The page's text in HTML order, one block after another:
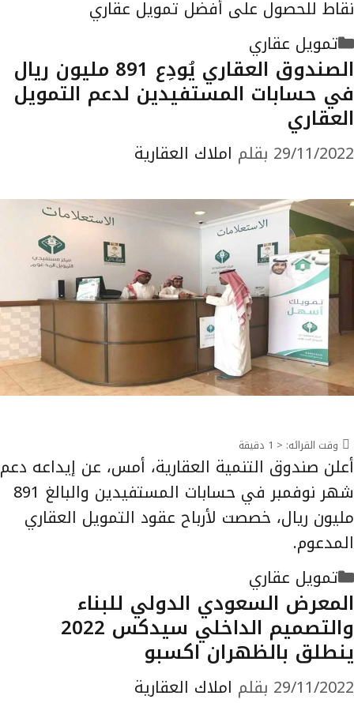
نقاط للحصول على أفضل تمويل عقاري
التصنيفات
تمويل عقاري
الصندوق العقاري يُودِع 891 مليون ريال
في حسابات المستفيدين لدعم التمويل
العقاري
29/11/2022 بقلم املاك العقارية
وقت القرائه: < 1 دقيقة
أعلن صندوق التنمية العقارية، أمس، عن إيداعه دعم
شهر نوفمبر في حسابات المستفيدين والبالغ 891
مليون ريال، خصصت لأرباح عقود التمويل العقاري
المدعوم.
التصنيفات
تمويل عقاري
المعرض السعودي الدولي للبناء
والتصميم الداخلي سيدكس 2022
ينطلق بالظهران اكسبو
29/11/2022 بقلم املاك العقارية